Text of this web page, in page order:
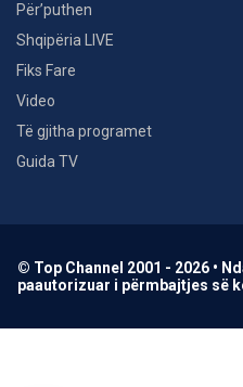
Për’puthen
Shqipëria LIVE
Fiks Fare
Video
Të gjitha programet
Guida TV
© Top Channel 2001 - 2026 •
paautorizuar i përmbajtjes së